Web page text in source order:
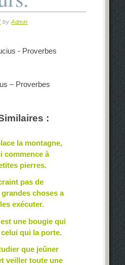
byAdmin
– Proverbes
:
la montagne,
commence à
pierres.
pas de
choses a
exécuter.
est une bougie qui
celui qui la porte.
que jeûner
veiller toute une